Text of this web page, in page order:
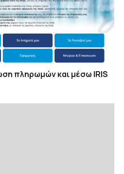
πληρωμών και μέσω IRIS